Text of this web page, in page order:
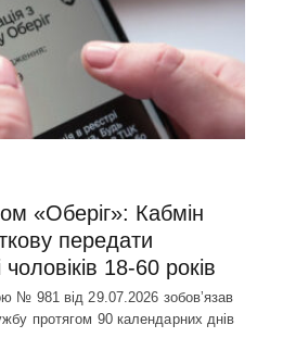
«Оберіг»: Кабмін
передати
18-60 років
№ 981 від 29.07.2026 зобовʼязав
протягом 90 календарних днів